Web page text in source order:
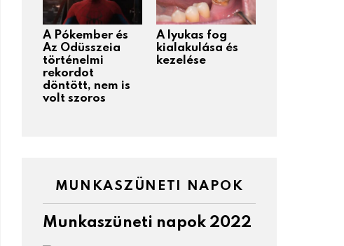
A Pókember és
Az Odüsszeia
történelmi
rekordot
döntött, nem is
volt szoros
A lyukas fog
kialakulása és
kezelése
MUNKASZÜNETI NAPOK
Munkaszüneti napok 2022